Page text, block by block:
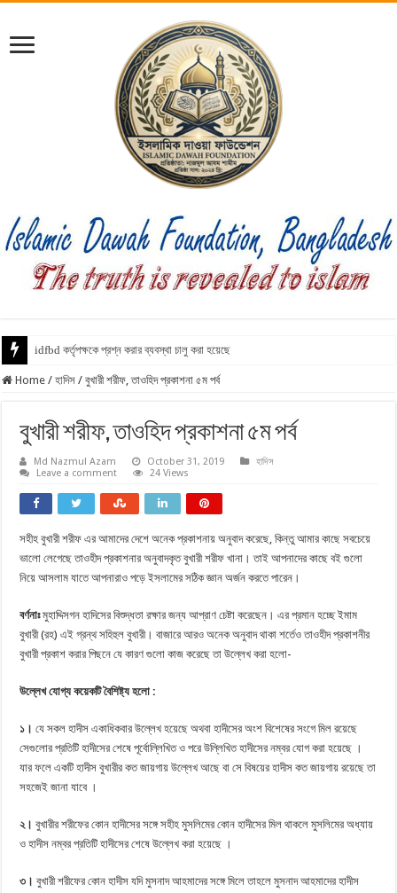
idfbd কর্তৃপক্ষকে প্রশ্ন করার ব্যবস্থা চালু করা হয়েছে
Home / হাদিস / বুখারী শরীফ, তাওহিদ প্রকাশনা ৫ম পর্ব
বুখারী শরীফ, তাওহিদ প্রকাশনা ৫ম পর্ব
Md Nazmul Azam October 31, 2019
হাদিস
Leave a comment
24 Views
সহীহ বুখারী শরীফ এর আমাদের দেশে অনেক প্রকাশনায় অনুবাদ করেছে, কিন্তু আমার কাছে সবচেয়ে
ভালো লেগেছে তাওহীদ প্রকাশনার অনুবাদকৃত বুখারী শরীফ খানা। তাই আপনাদের কাছে বই গুলো
নিয়ে আসলাম যাতে আপনারাও পড়ে ইসলামের সঠিক জ্ঞান অর্জন করতে পারেন।
বর্ণনাঃমুহাদ্দিসগন হাদিসের বিশুদ্ধতা রক্ষার জন্য আপ্রাণ চেষ্টা করেছেন। এর প্রমান হচ্ছে ইমাম
বুখারী (রহ) এই গ্রন্থ সহিহুল বুখারী। বাজারে আরও অনেক অনুবাদ থাকা শর্তেও তাওহীদ প্রকাশনীর
বুখারী প্রকাশ করার পিছনে যে কারণ গুলো কাজ করেছে তা উল্লেখ করা হলো-
উল্লেখ যোগ্য কয়েকটি বৈশিষ্ট্য হলো :
১। যে সকল হাদীস একাধিকবার উল্লেখ হয়েছে অথবা হাদীসের অংশ বিশেষের সংগে মিল রয়েছে
সেগুলোর প্রতিটি হাদীসের শেষে পূর্বোল্লিখিত ও পরে উল্লিখিত হাদীসের নম্বর যোগ করা হয়েছে ।
যার ফলে একটি হাদীস বুখারীর কত জায়গায় উল্লেখ আছে বা সে বিষয়ের হাদীস কত জায়গায় রয়েছে তা
সহজেই জানা যাবে ।
২।বুখারীর শরীফের কোন হাদীসের সঙ্গে সহীহ মুসলিমের কোন হাদীসের মিল থাকলে মুসলিমের অধ্যায়
ও হাদীস নম্বর প্রতিটি হাদীসের শেষে উল্লেখ করা হয়েছে ।
৩। বুখারী শরীফের কোন হাদীস যদি মুসনাদ আহমাদের সঙ্গে মিলে তাহলে মুসনাদ আহমাদের হাদীস